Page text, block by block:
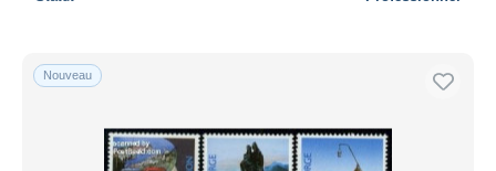
Nouveau